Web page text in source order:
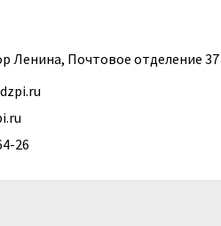
Ленина, Почтовое отделение 37
26